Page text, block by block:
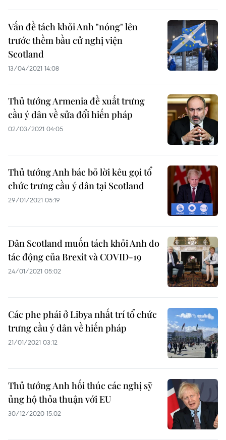
Vấn đề tách khỏi Anh "nóng" lên
trước thềm bầu cử nghị viện
Scotland
13/04/2021 14:08
Thủ tướng Armenia đề xuất trưng
cầu ý dân về sửa đổi hiến pháp
02/03/2021 04:05
Thủ tướng Anh bác bỏ lời kêu gọi tổ
chức trưng cầu ý dân tại Scotland
29/01/2021 05:19
Dân Scotland muốn tách khỏi Anh do
tác động của Brexit và COVID-19
24/01/2021 05:02
Các phe phái ở Libya nhất trí tổ chức
trưng cầu ý dân về hiến pháp
21/01/2021 03:12
Thủ tướng Anh hối thúc các nghị sỹ
ủng hộ thỏa thuận với EU
30/12/2020 15:02